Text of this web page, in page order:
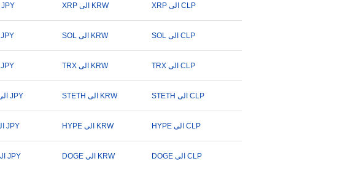
XRP الى JPY XRP الى KRW XRP الى CLP
SOL الى JPY SOL الى KRW SOL الى CLP
TRX الى JPY TRX الى KRW TRX الى CLP
STETH الى JPY STETH الى KRW STETH الى CLP
HYPE الى JPY HYPE الى KRW HYPE الى CLP
DOGE الى JPY DOGE الى KRW DOGE الى CLP